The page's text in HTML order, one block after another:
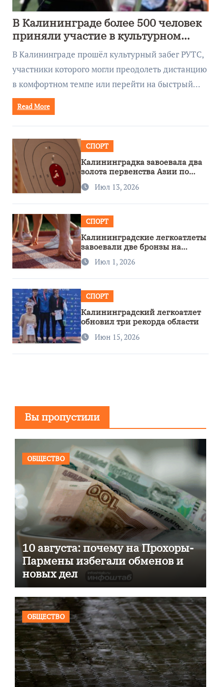
В Калининграде более 500 человек
приняли участие в культурном
забеге
В Калининграде прошёл культурный забег РУТС,
участники которого могли преодолеть дистанцию
в комфортном темпе или перейти на быстрый…
Read More
СПОРТ
Калининградка завоевала два
золота первенства Азии по
метанию ножа
Июл 13, 2026
СПОРТ
Калининградские легкоатлеты
завоевали две бронзы на
первенстве России
Июл 1, 2026
СПОРТ
Калининградский легкоатлет
обновил три рекорда области
Июн 15, 2026
Вы пропустили
ОБЩЕСТВО
10 августа: почему на Прохоры-
Пармены избегали обменов и
новых дел
ОБЩЕСТВО